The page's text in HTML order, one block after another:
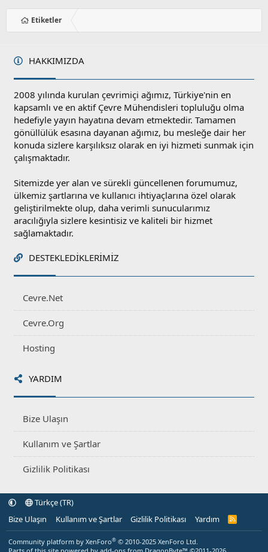
Etiketler
HAKKIMIZDA
2008 yılında kurulan çevrimiçi ağımız, Türkiye'nin en
kapsamlı ve en aktif Çevre Mühendisleri topluluğu olma
hedefiyle yayın hayatına devam etmektedir. Tamamen
gönüllülük esasına dayanan ağımız, bu mesleğe dair her
konuda sizlere karşılıksız olarak en iyi hizmeti sunmak için
çalışmaktadır.
Sitemizde yer alan ve sürekli güncellenen forumumuz,
ülkemiz şartlarına ve kullanıcı ihtiyaçlarına özel olarak
geliştirilmekte olup, daha verimli sunucularımız
aracılığıyla sizlere kesintisiz ve kaliteli bir hizmet
sağlamaktadır.
DESTEKLEDIKLERIMIZ
Cevre.Net
Cevre.Org
Hosting
YARDIM
Bize Ulaşın
Kullanım ve Şartlar
Gizlilik Politikası
Türkçe (TR)
Bize Ulaşın
Kullanım ve Şartlar Gizlilik Politikası Yardım
R
Community platform by XenForo® © 2010-2025 XenForo Ltd.